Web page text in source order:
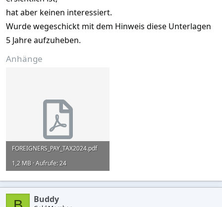
hat aber keinen interessiert.
Wurde wegeschickt mit dem Hinweis diese Unterlagen
5 Jahre aufzuheben.
Anhänge
FOREIGNERS_PAY_TAX2024.pdf
1,2 MB · Aufrufe: 24
Buddy